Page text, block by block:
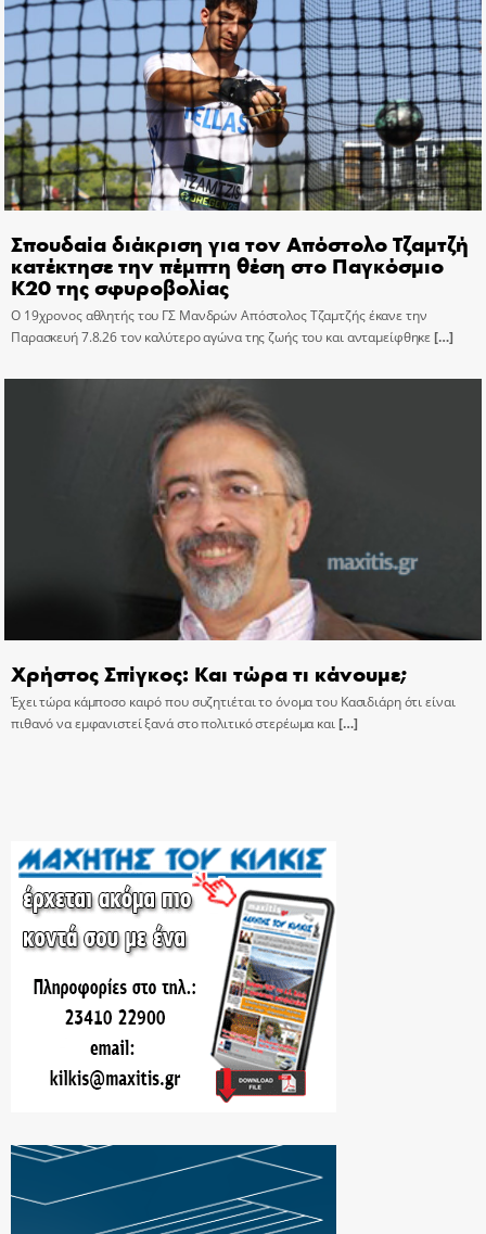
Σπουδαία διάκριση για τον Απόστολο Τζαμτζή
κατέκτησε την πέμπτη θέση στο Παγκόσμιο
Κ20 της σφυροβολίας
Ο 19χρονος αθλητής του ΓΣ Μανδρών Απόστολος Τζαμτζής έκανε την
Παρασκευή 7.8.26 τον καλύτερο αγώνα της ζωής του και ανταμείφθηκε[…]
Χρήστος Σπίγκος: Και τώρα τι κάνουμε;
Έχει τώρα κάμποσο καιρό που συζητιέται το όνομα του Κασιδιάρη ότι είναι
πιθανό να εμφανιστεί ξανά στο πολιτικό στερέωμα και[…]